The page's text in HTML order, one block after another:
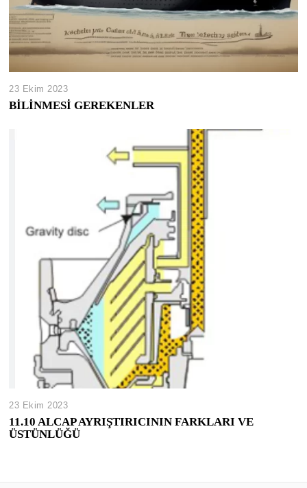
23 Ekim 2023
BİLİNMESİ GEREKENLER
23 Ekim 2023
11.10 ALCAP AYRIŞTIRICININ FARKLARI VE
ÜSTÜNLÜĞÜ